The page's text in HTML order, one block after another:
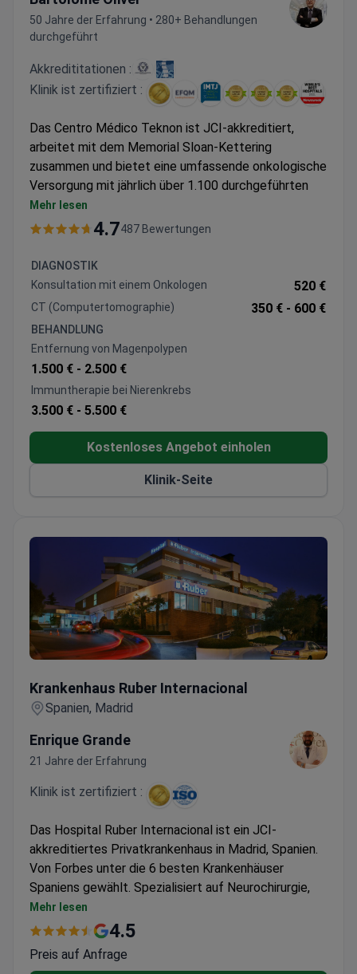
50 Jahre der Erfahrung • 280+ Behandlungen
durchgeführt
Akkredititationen :
Klinik ist zertifiziert :
Das Centro Médico Teknon ist JCI-akkreditiert,
arbeitet mit dem Memorial Sloan-Kettering
zusammen und bietet eine umfassende onkologische
Versorgung mit jährlich über 1.100 durchgeführten
Eingriffen.
Da Vinci-Robotersystem und CyberKnife für die
Spezialisiert auf Brust-, Prostata-, Leber- und
Magen-Darm-Krebs mit personalisierten
Behandlungsplänen
Immuntherapie-Protokolle wie Keytruda und
Tecentriq+Avastin-Kombinationstherapie
Mehr lesen
4.7487 Bewertungen
DIAGNOSTIK
Konsultation mit einem Onkologen
520 €
CT (Computertomographie) 350 € - 600 €
BEHANDLUNG
Entfernung von Magenpolypen
1.500 € - 2.500 €
Immuntherapie bei Nierenkrebs
3.500 € - 5.500 €
Kostenloses Angebot einholen
Klinik-Seite
Krankenhaus Ruber Internacional
Spanien, Madrid
Enrique Grande
21 Jahre der Erfahrung
Klinik ist zertifiziert :
Das Hospital Ruber Internacional ist ein JCI-
akkreditiertes Privatkrankenhaus in Madrid, Spanien.
Von Forbes unter die 6 besten Krankenhäuser
Spaniens gewählt. Spezialisiert auf Neurochirurgie,
Orthopädie und Kardiologie.
Allein im Jahr 2022 wurden über 6.000 Operationen
Ausgestattet mit Gamma Knife ICON, CyberKnife,
Mehr lesen
4.5
Preis auf Anfrage